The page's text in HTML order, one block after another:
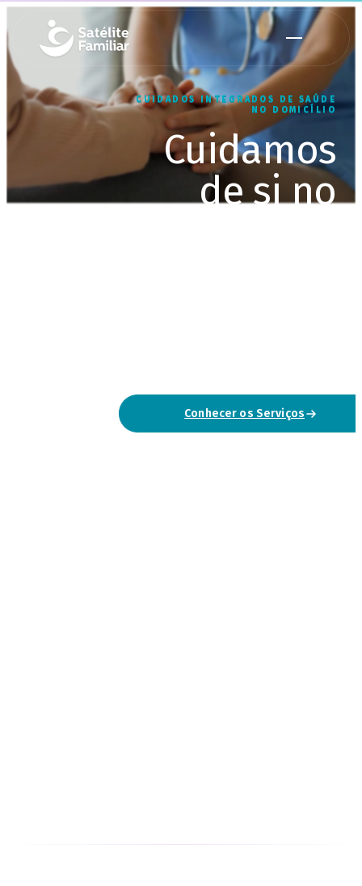
CUIDADOS INTEGRADOS DE SAÚDE
NO DOMICÍLIO
Cuidamos
de si no
Conhecer os Serviços